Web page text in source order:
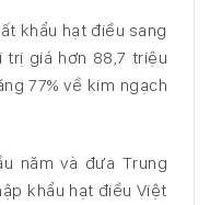
khẩu hạt điều sang
trị giá hơn 88,7 triệu
77% về kim ngạch
năm và đưa Trung
khẩu hạt điều Việt